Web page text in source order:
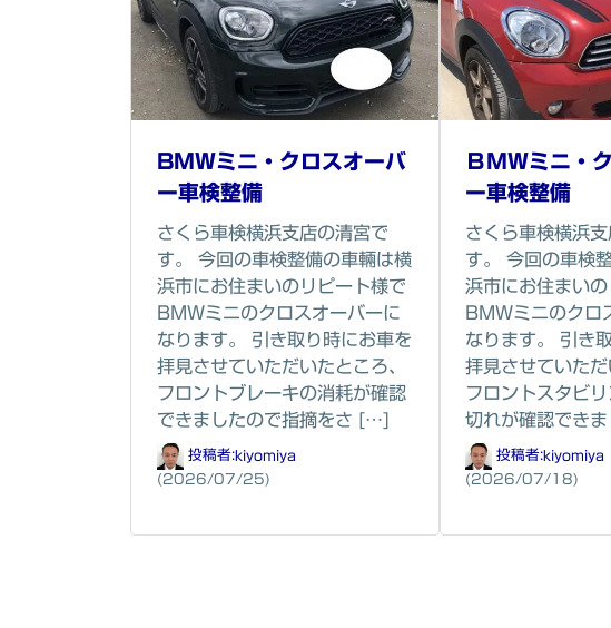
BMWミニ・クロスオーバ
ー車検整備
さくら車検横浜支店の清宮で
す。 今回の車検整備の車輛は横
浜市にお住まいのリピート様で
BMWミニのクロスオーバーに
なります。 引き取り時にお車を
拝見させていただいたところ、
フロントブレーキの消耗が確認
できましたので指摘をさ […]
投稿者:kiyomiya
(2026/07/25)
ＢＭＷミニ・
ー車検整備
さくら車検横浜
す。 今回の車検
浜市にお住まい
BMWミニのクロ
なります。 引き
拝見させていただ
フロントスタビ
切れが確認でき
投稿者:kiyomiya
(2026/07/18)